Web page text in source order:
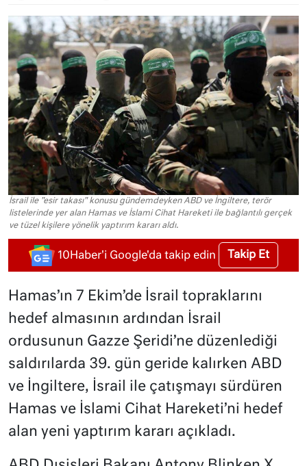
İsrail ile "esir takası" konusu gündemdeyken ABD ve İngiltere, terör
listelerinde yer alan Hamas ve İslami Cihat Hareketi ile bağlantılı gerçek
ve tüzel kişilere yönelik yaptırım kararı aldı.
10Haber'i Google'da takip edin Takip Et
Hamas’ın 7 Ekim’de İsrail topraklarını
hedef almasının ardından İsrail
ordusunun Gazze Şeridi’ne düzenlediği
saldırılarda 39. gün geride kalırken ABD
ve İngiltere, İsrail ile çatışmayı sürdüren
Hamas ve İslami Cihat Hareketi’ni hedef
alan yeni yaptırım kararı açıkladı.